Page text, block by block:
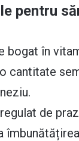
pentru
bogat în
cantitate
de